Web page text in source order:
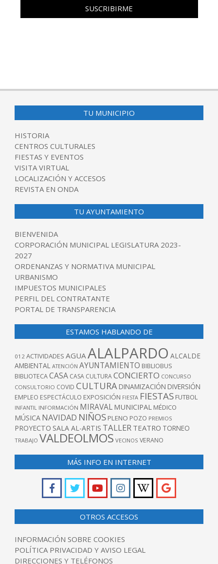
TU MUNICIPIO
HISTORIA
CENTROS CULTURALES
FIESTAS Y EVENTOS
VISITA VIRTUAL
LOCALIZACIÓN Y ACCESOS
REVISTA EN ONDA
TU AYUNTAMIENTO
BIENVENIDA
CORPORACIÓN MUNICIPAL LEGISLATURA 2023-
2027
ORDENANZAS Y NORMATIVA MUNICIPAL
URBANISMO
IMPUESTOS MUNICIPALES
PERFIL DEL CONTRATANTE
PORTAL DE TRANSPARENCIA
ESTAMOS HABLANDO DE
012 ACTIVIDADES AGUAALALPARDO ALCALDE
AMBIENTAL ATENCIÓN AYUNTAMIENTO BIBLIOBUS
BIBLIOTECACASA CASA CULTURACONCIERTO CONCURSO
CONSULTORIO COVID CULTURA DINAMIZACIÓN DIVERSIÓN
EMPLEO ESPECTÁCULO EXPOSICIÓN FIESTA FIESTAS FUTBOL
INFANTIL INFORMACIÓN MIRAVAL MUNICIPAL MÉDICO
MÚSICA NAVIDAD NIÑOS PLENO POZO PREMIOS
PROYECTO SALA AL-ARTIS TALLER TEATRO TORNEO
TRABAJO VALDEOLMOS VECINOS VERANO
MÁS INFO EN INTERNET
OTROS ACCESOS
INFORMACIÓN SOBRE COOKIES
POLÍTICA PRIVACIDAD Y AVISO LEGAL
DIRECCIONES Y TELÉFONOS